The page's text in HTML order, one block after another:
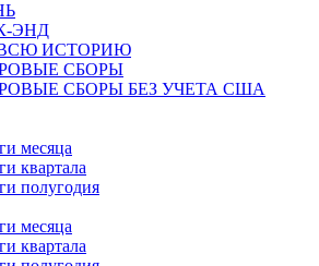
ЭНД
ИСТОРИЮ
СБОРЫ
СБОРЫ БЕЗ УЧЕТА США
месяца
квартала
полугодия
месяца
квартала